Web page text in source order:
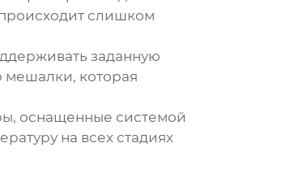
слишком
заданную
мешалки, которая
оснащенные системой
на всех стадиях